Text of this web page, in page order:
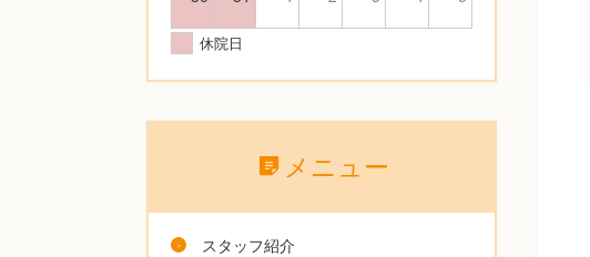
休院日
メニュー
スタッフ紹介